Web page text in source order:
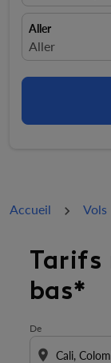
Aller
fc-booking-
Aller
Accueil Vols
Tarifs
bas*
De
location_on
Essayez de